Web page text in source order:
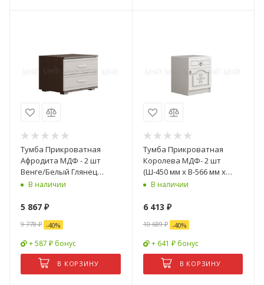
Тумба Прикроватная
Афродита МДФ - 2 шт
Венге/Белый Глянец
(Ш-400 x В-466 x Г-400 мм)
В наличии
5 867 ₽
9 778₽ -40%
+ 587 ₽ бонус
В КОРЗИНУ
Тумба Прикроватная
Королева МДФ- 2 шт
(Ш-450 мм x В-566 мм x
Г-420 мм)
В наличии
6 413 ₽
10 689₽ -40%
+ 641 ₽ бонус
В КОРЗИНУ